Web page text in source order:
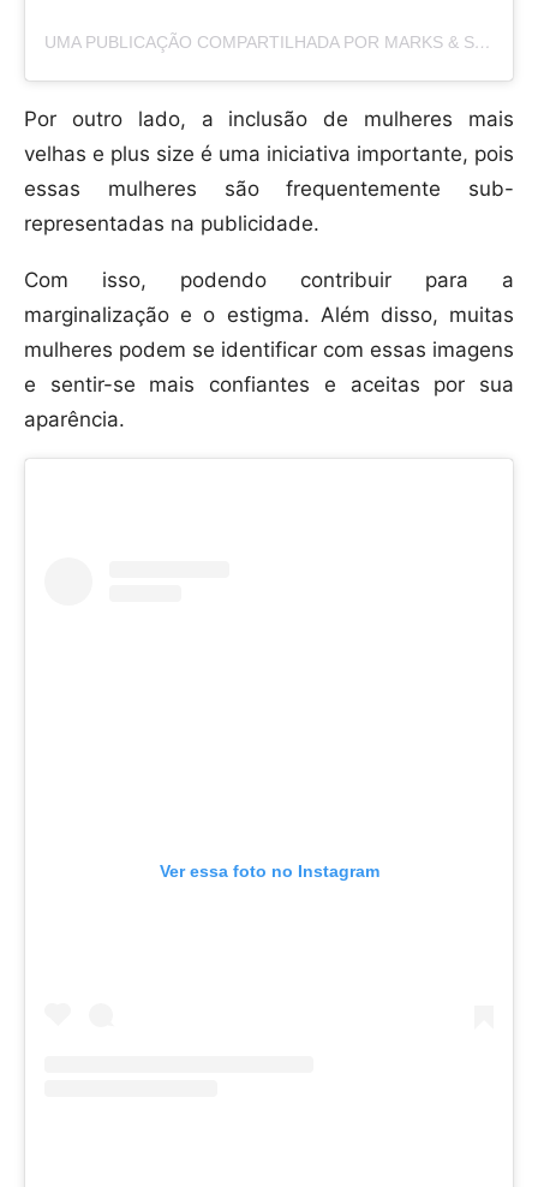
UMA PUBLICAÇÃO COMPARTILHADA POR MARKS & SPENCER STYLE (@MARKSANDSPENCERSTYLE)
Por outro lado, a inclusão de mulheres mais
velhas e plus size é uma iniciativa importante, pois
essas mulheres são frequentemente sub-
representadas na publicidade.
Com isso, podendo contribuir para a
marginalização e o estigma. Além disso, muitas
mulheres podem se identificar com essas imagens
e sentir-se mais confiantes e aceitas por sua
aparência.
Ver essa foto no Instagram